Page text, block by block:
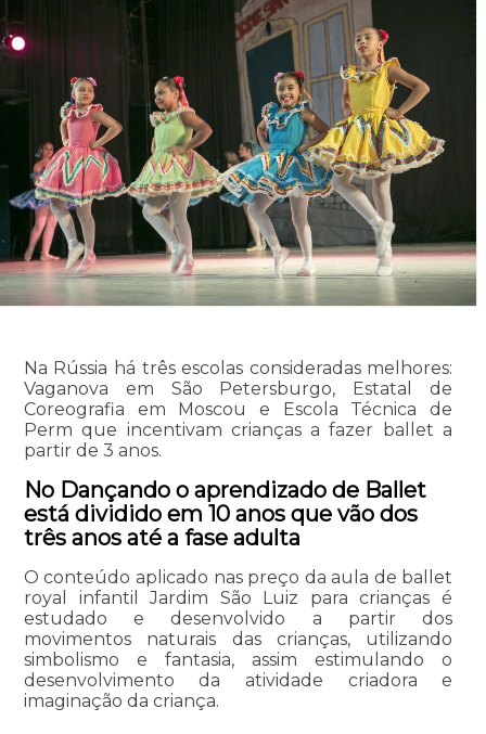
Na Rússia há três escolas consideradas melhores:
Vaganova em São Petersburgo, Estatal de
Coreografia em Moscou e Escola Técnica de
Perm que incentivam crianças a fazer ballet a
partir de 3 anos.
No Dançando o aprendizado de Ballet
está dividido em 10 anos que vão dos
três anos até a fase adulta
O conteúdo aplicado nas preço da aula de ballet
royal infantil Jardim São Luiz para crianças é
estudado e desenvolvido a partir dos
movimentos naturais das crianças, utilizando
simbolismo e fantasia, assim estimulando o
desenvolvimento da atividade criadora e
imaginação da criança.